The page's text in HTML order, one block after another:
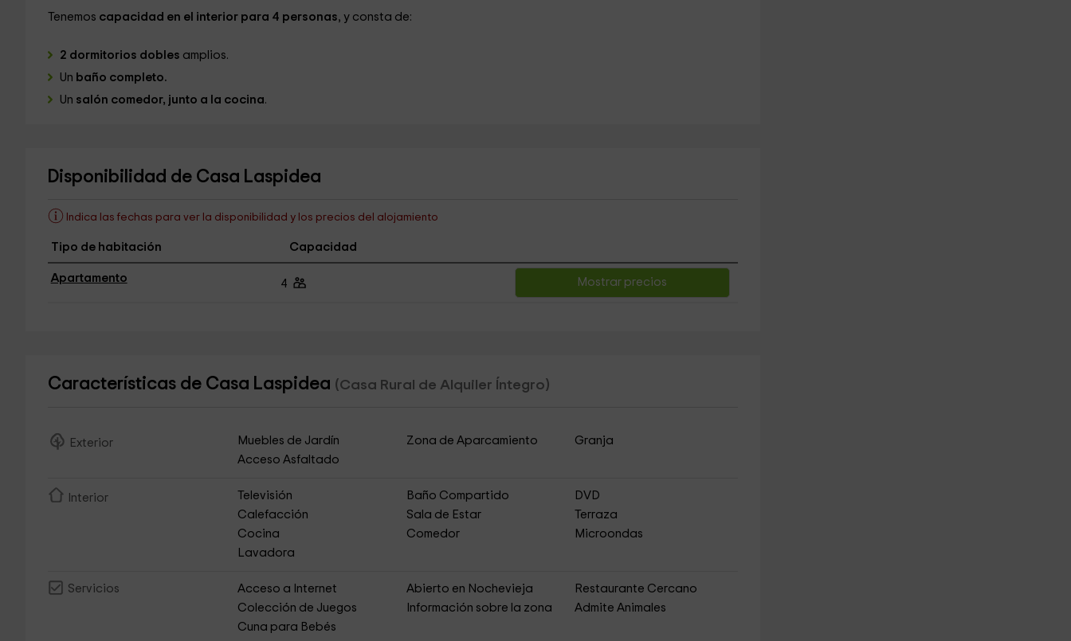
Tenemos capacidad en el interior para 4 personas, y consta de:
2 dormitorios dobles amplios.
Un baño completo.
Un salón comedor, junto a la cocina.
Disponibilidad de Casa Laspidea
Indica las fechas para ver la disponibilidad y los precios del alojamiento
Tipo de habitación Capacidad
Apartamento 4 Mostrar precios
Características de Casa Laspidea (Casa Rural de Alquiler Íntegro)
Exterior Muebles de Jardín Zona de Aparcamiento
Granja
Acceso Asfaltado
Interior Televisión Baño Compartido
DVD
Calefacción
Sala de Estar
Terraza
Cocina
Comedor
Microondas
Lavadora
Servicios Acceso a Internet Abierto en Nochevieja
Restaurante Cercano
Colección de Juegos
Información sobre la zona
Admite Animales
Cuna para Bebés